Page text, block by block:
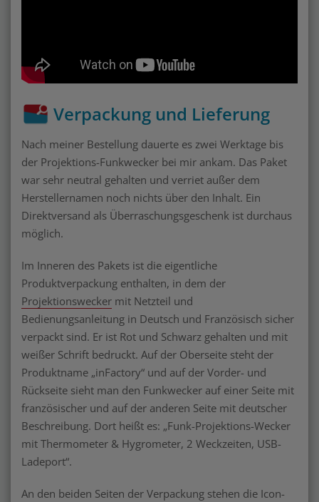
Verpackung und Lieferung
Nach meiner Bestellung dauerte es zwei Werktage bis
der Projektions-Funkwecker bei mir ankam. Das Paket
war sehr neutral gehalten und verriet außer dem
Herstellernamen noch nichts über den Inhalt. Ein
Direktversand als Überraschungsgeschenk ist durchaus
möglich.
Im Inneren des Pakets ist die eigentliche
Produktverpackung enthalten, in dem der
Projektionswecker mit Netzteil und
Bedienungsanleitung in Deutsch und Französisch sicher
verpackt sind. Er ist Rot und Schwarz gehalten und mit
weißer Schrift bedruckt. Auf der Oberseite steht der
Produktname „inFactory“ und auf der Vorder- und
Rückseite sieht man den Funkwecker auf einer Seite mit
französischer und auf der anderen Seite mit deutscher
Beschreibung. Dort heißt es: „Funk-Projektions-Wecker
mit Thermometer & Hygrometer, 2 Weckzeiten, USB-
Ladeport“.
An den beiden Seiten der Verpackung stehen die Icon-